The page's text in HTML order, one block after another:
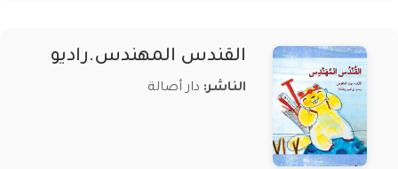
القندس المهندس.راديو
الناشر: دار أصالة